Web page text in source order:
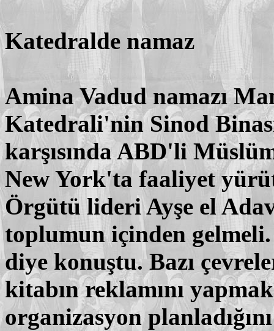
Katedralde namaz
Amina Vadud namazı
Katedrali'nin Sinod
karşısında ABD'li
New York'ta faaliyet
Örgütü lideri Ayşe el
toplumun içinden
diye konuştu. Bazı
kitabın reklamını
organizasyon